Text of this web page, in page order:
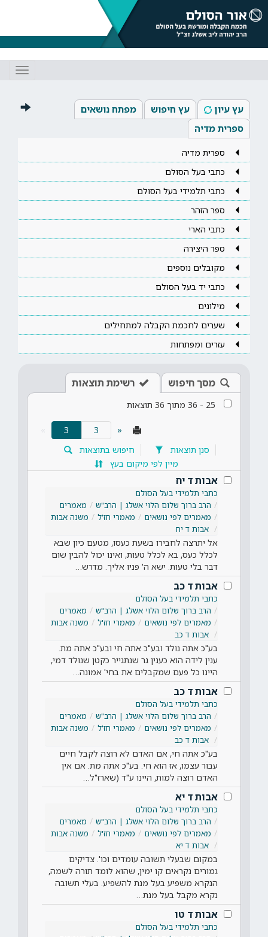
עץ עיון עץ חיפוש
מפתח נושאים
ספרית מדיה
ספרית מדיה
כתבי בעל הסולם
כתבי תלמידי בעל הסולם
ספר הזהר
כתבי הארי
ספר היצירה
מקובלים נוספים
כתבי יד בעל הסולם
מילונים
שערים לחכמת הקבלה למתחילים
עזרים ומפתחות
מסך חיפוש רשימת תוצאות
25
-
36 מתוך 36 תוצאות
«
3
(current)
סנן תוצאות
חיפוש בתוצאות
מיין לפי מיקום בעץ
אבות ד יח
כתבי תלמידי בעל הסולם
הרב ברוך שלום הלוי אשלג | הרב"ש
מאמרים
מאמרים לפי נושאים
מאמרי חז'ל
משנה אבות
אבות ד יח
אל יתרצה לחבירו בשעת כעסו, מטעם כיון שבא
לכלל כעס, בא לכלל טעות, ואינו יכול להבין שום
דבר בלי טעות. ישא ה' פניו אליך. מדרש…
אבות ד כב
כתבי תלמידי בעל הסולם
הרב ברוך שלום הלוי אשלג | הרב"ש
מאמרים
מאמרים לפי נושאים
מאמרי חז'ל
משנה אבות
אבות ד כב
בע"כ אתה נולד ובע"כ אתה חי ובע"כ אתה מת.
ענין לידה הוא כענין גר שנתגייר כקטן שנולד דמי,
היינו כל פעם שמקבלים את בחי' אמונה…
אבות ד כב
כתבי תלמידי בעל הסולם
הרב ברוך שלום הלוי אשלג | הרב"ש
מאמרים
מאמרים לפי נושאים
מאמרי חז'ל
משנה אבות
אבות ד כב
בע"כ אתה חי, אם האדם לא רוצה לקבל חיים
עבור עצמו, אז הוא חי. בע"כ אתה מת. אם אין
האדם רוצה למות, היינו ע"ד (שארז"ל…
אבות ד יא
כתבי תלמידי בעל הסולם
הרב ברוך שלום הלוי אשלג | הרב"ש
מאמרים
מאמרים לפי נושאים
מאמרי חז'ל
משנה אבות
אבות ד יא
במקום שבעלי תשובה עומדים וכו'. צדיקים
גמורים נקראים קו ימין, שהוא לומד תורה לשמה,
הנקרא משפיע בעל מנת להשפיע. בעלי תשובה
נקרא מקבל בעל מנת…
אבות ד טו
כתבי תלמידי בעל הסולם